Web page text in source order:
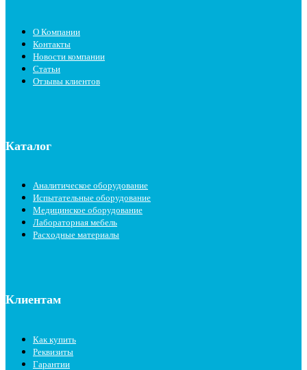
О Компании
Контакты
Новости компании
Статьи
Отзывы клиентов
Каталог
Аналитическое оборудование
Испытательные оборудование
Медицинское оборудование
Лабораторная мебель
Расходные материалы
Клиентам
Как купить
Реквизиты
Гарантии